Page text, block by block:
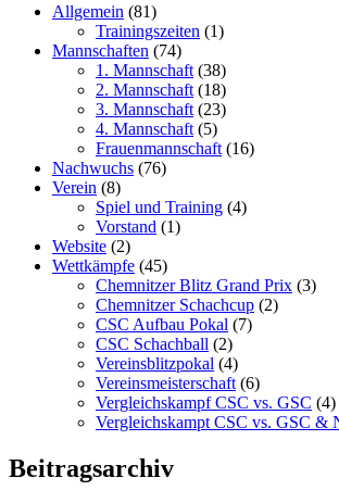
Allgemein (81)
Trainingszeiten (1)
Mannschaften (74)
1. Mannschaft (38)
2. Mannschaft (18)
3. Mannschaft (23)
4. Mannschaft (5)
Frauenmannschaft (16)
Nachwuchs (76)
Verein (8)
Spiel und Training (4)
Vorstand (1)
Website (2)
Wettkämpfe (45)
Chemnitzer Blitz Grand Prix (3)
Chemnitzer Schachcup (2)
CSC Aufbau Pokal (7)
CSC Schachball (2)
Vereinsblitzpokal (4)
Vereinsmeisterschaft (6)
Vergleichskampf CSC vs. GSC (4)
Vergleichskampt CSC vs. GSC &
Beitragsarchiv